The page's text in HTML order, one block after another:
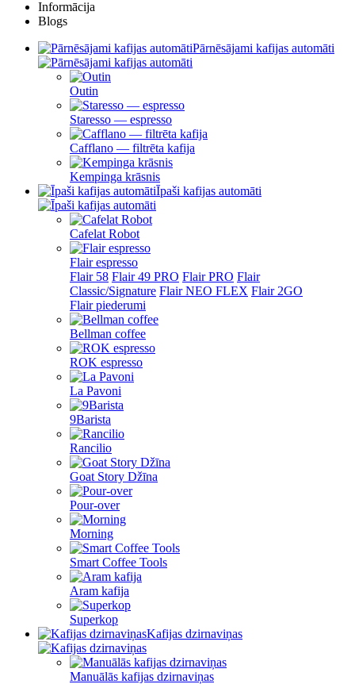
Informācija
Blogs
Pārnēsājami kafijas automāti
Outin
Staresso — espresso
Cafflano — filtrēta kafija
Kempinga krāsnis
Īpaši kafijas automāti
Cafelat Robot
Flair espresso
Flair 58 Flair 49 PRO Flair PRO Flair
Classic/Signature Flair NEO FLEX Flair 2GO
Flair piederumi
Bellman coffee
ROK espresso
La Pavoni
9Barista
Rancilio
Goat Story Džīna
Pour-over
Morning
Smart Coffee Tools
Aram kafija
Superkop
Kafijas dzirnaviņas
Manuālās kafijas dzirnaviņas